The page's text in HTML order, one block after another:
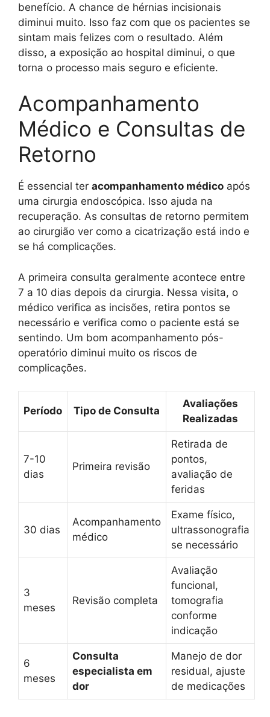
benefício. A chance de hérnias incisionais
diminui muito. Isso faz com que os pacientes se
sintam mais felizes com o resultado. Além
disso, a exposição ao hospital diminui, o que
torna o processo mais seguro e eficiente.
Acompanhamento
Médico e Consultas de
Retorno
É essencial ter acompanhamento médico após
uma cirurgia endoscópica. Isso ajuda na
recuperação. As consultas de retorno permitem
ao cirurgião ver como a cicatrização está indo e
se há complicações.
A primeira consulta geralmente acontece entre
7 a 10 dias depois da cirurgia. Nessa visita, o
médico verifica as incisões, retira pontos se
necessário e verifica como o paciente está se
sentindo. Um bom acompanhamento pós-
operatório diminui muito os riscos de
complicações.
Período Tipo de Consulta
Avaliações
Realizadas
7-10
dias
Primeira revisão
Retirada de
pontos,
avaliação de
feridas
30 dias
Acompanhamento
médico
Exame físico,
ultrassonografia
se necessário
3
meses
Revisão completa
Avaliação
funcional,
tomografia
conforme
indicação
6
meses
Consulta
especialista em
dor
Manejo de dor
residual, ajuste
de medicações